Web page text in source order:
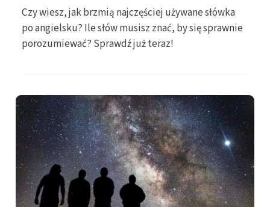
Czy wiesz, jak brzmią najczęściej używane słówka
po angielsku? Ile słów musisz znać, by się sprawnie
porozumiewać? Sprawdź już teraz!